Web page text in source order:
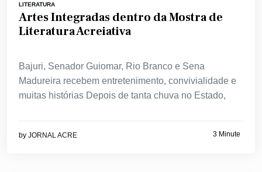
LITERATURA
Artes Integradas dentro da Mostra de
Literatura Acreiativa
Bajuri, Senador Guiomar, Rio Branco e Sena
Madureira recebem entretenimento, convivialidade e
muitas histórias Depois de tanta chuva no Estado,
by JORNAL ACRE 3 Minute